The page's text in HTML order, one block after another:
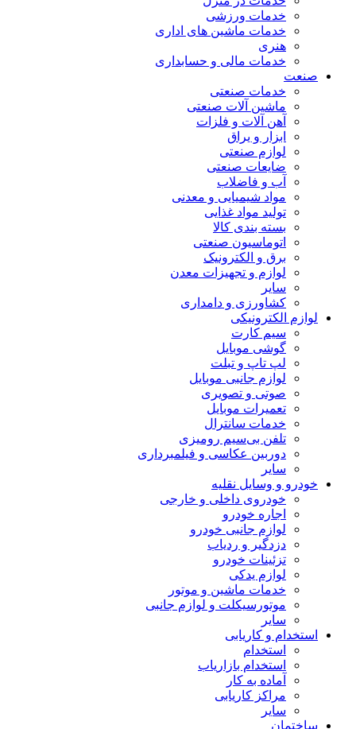
خدمات ورزشی
خدمات ماشین های اداری
هنری
خدمات مالی و حسابداری
صنعت
خدمات صنعتی
ماشین آلات صنعتی
آهن آلات و فلزات
ابزار و یراق
لوازم صنعتی
ضایعات صنعتی
آب و فاضلاب
مواد شیمیایی و معدنی
تولید مواد غذایی
بسته بندی کالا
اتوماسیون صنعتی
برق و الکترونیک
لوازم و تجهیزات معدن
سایر
کشاورزی و دامداری
لوازم الکترونیکی
سیم کارت
گوشی موبایل
لپ تاپ و تبلت
لوازم جانبی موبایل
صوتی و تصویری
تعمیرات موبایل
خدمات سانترال
تلفن بی‌سیم رومیزی
دوربین عکاسی و فیلمبرداری
سایر
خودرو و وسایل نقلیه
خودروی داخلی و خارجی
اجاره خودرو
لوازم جانبی خودرو
دزدگیر و ردیاب
تزئینات خودرو
لوازم یدکی
خدمات ماشین و موتور
موتورسیکلت و لوازم جانبی
سایر
استخدام و کاریابی
استخدام
استخدام بازاریاب
آماده به کار
مراکز کاریابی
سایر
ساختمان